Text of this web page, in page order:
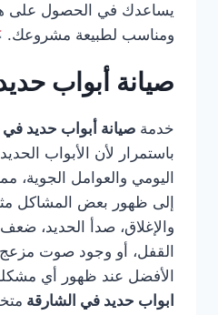
يساعدك في الحصول على
ومناسب لطبيعة مشروعك.
صيانة أبواب
خدمة صيانة أبواب حديد في
باستمرار لأن الأبواب
اليومي والعوامل الجوية،
إلى ظهور بعض المشاكل
والإغلاق، صدأ الحديد،
القفل، أو وجود صوت مزعج
الأفضل عند ظهور أي
ابواب حديد في الشارقة